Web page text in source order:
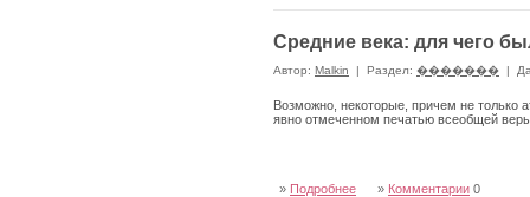
Средние века: для чего
Автор: Malkin | Раздел: ������� |
Возможно, некоторые, причем не только
явно отмеченном печатью всеобщей
» Подробнее » Комментарии 0